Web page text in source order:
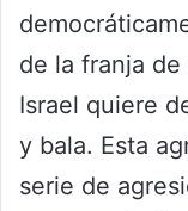
de la franja
Israel quiere
y bala. Esta
serie de